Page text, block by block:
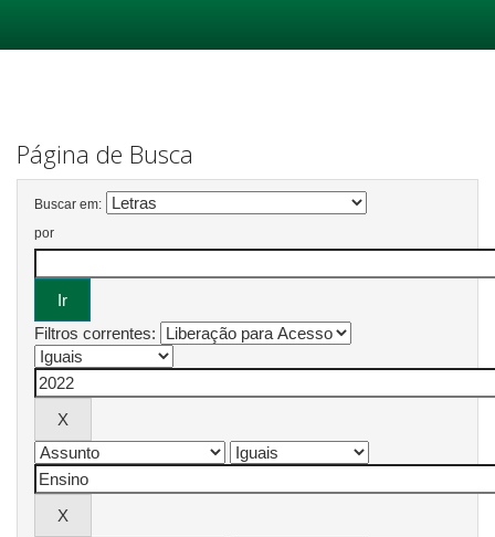
Página de Busca
Buscar em:
por
Filtros correntes: